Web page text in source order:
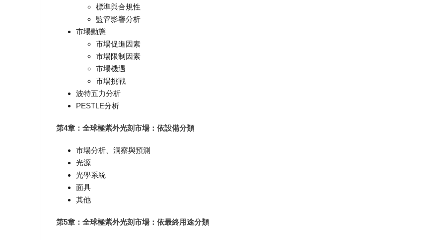
標準與合規性
監管影響分析
市場動態
市場促進因素
市場限制因素
市場機遇
市場挑戰
波特五力分析
PESTLE分析
第4章：全球極紫外光刻市場：依設備分類
市場分析、洞察與預測
光源
光學系統
面具
其他
第5章：全球極紫外光刻市場：依最終用途分類